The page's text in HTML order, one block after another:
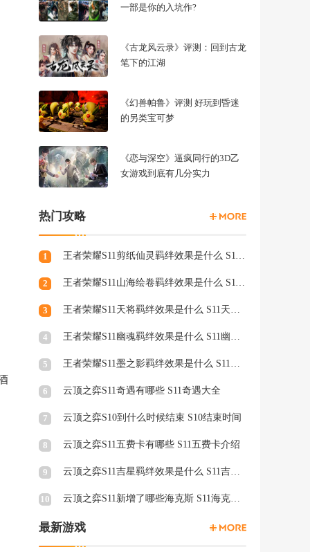
一部是你的入坑作?
《古龙风云录》评测：回到古龙
笔下的江湖
《幻兽帕鲁》评测 好玩到昏迷
的另类宝可梦
《恋与深空》逼疯同行的3D乙
女游戏到底有几分实力
热门攻略
1 王者荣耀S11剪纸仙灵羁绊效果是什么 S11剪纸仙灵羁绊介绍
2 王者荣耀S11山海绘卷羁绊效果是什么 S11山海绘卷羁绊介绍
3 王者荣耀S11天将羁绊效果是什么 S11天将羁绊介绍
4 王者荣耀S11幽魂羁绊效果是什么 S11幽魂羁绊介绍
5 王者荣耀S11墨之影羁绊效果是什么 S11墨之影羁绊效果介绍
6 云顶之弈S11奇遇有哪些 S11奇遇大全
7 云顶之弈S10到什么时候结束 S10结束时间
8 云顶之弈S11五费卡有哪些 S11五费卡介绍
9 云顶之弈S11吉星羁绊效果是什么 S11吉星羁绊效果介绍
10 云顶之弈S11新增了哪些海克斯 S11海克斯介绍
最新游戏